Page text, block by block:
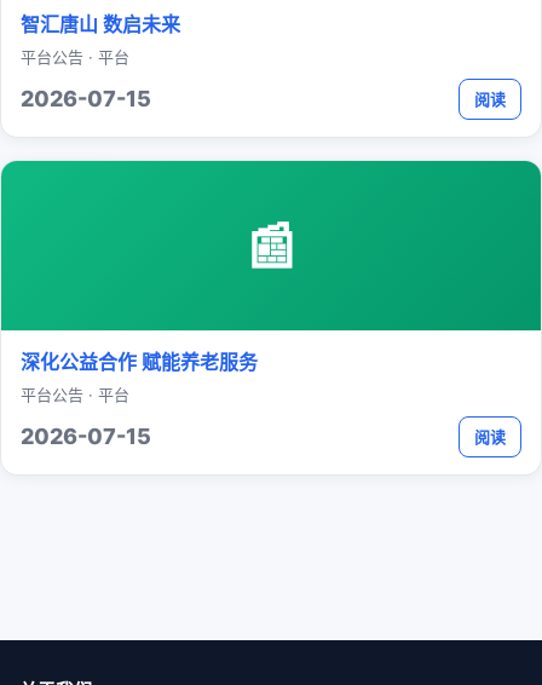
智汇唐山 数启未来
平台公告 · 平台
2026-07-15 阅读
📰
深化公益合作 赋能养老服务
平台公告 · 平台
2026-07-15 阅读